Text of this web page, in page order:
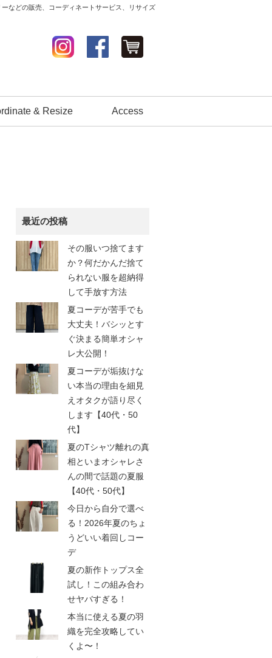
などの販売、コーディネートサービス、リサイズ
& Resize Access
最近の投稿
その服いつ捨てます
か？何だかんだ捨て
られない服を超納得
して手放す方法
夏コーデが苦手でも
大丈夫！バシッとす
ぐ決まる簡単オシャ
レ大公開！
夏コーデが垢抜けな
い本当の理由を細見
えオタクが語り尽く
します【40代・50
代】
夏のTシャツ離れの真
相といまオシャレさ
んの間で話題の夏服
【40代・50代】
今日から自分で選べ
る！2026年夏のちょ
うどいい着回しコー
デ
夏の新作トップス全
試し！この組み合わ
せヤバすぎる！
本当に使える夏の羽
織を完全攻略してい
くよ〜！